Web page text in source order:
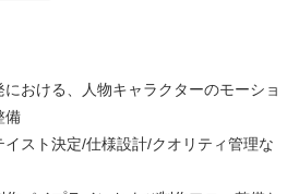
における、人物キャラクターのモーショ
備
イスト決定/仕様設計/クオリティ管理な